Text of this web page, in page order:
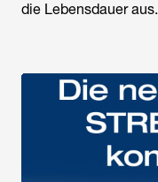
die Lebensdauer aus.